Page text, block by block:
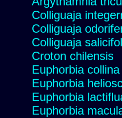
Colliguaja
Colliguaja
Colliguaja
Croton chilensis
Euphorbia
Euphorbia
Euphorbia
Euphorbia